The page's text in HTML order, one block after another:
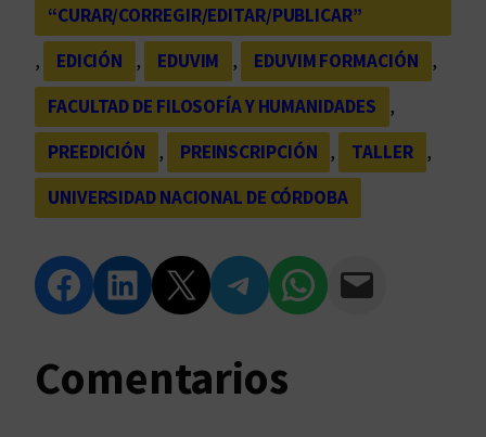
“CURAR/CORREGIR/EDITAR/PUBLICAR”
,
EDICIÓN , EDUVIM , EDUVIM FORMACIÓN
,
FACULTAD DE FILOSOFÍA Y HUMANIDADES
,
PREEDICIÓN
, PREINSCRIPCIÓN , TALLER
,
UNIVERSIDAD NACIONAL DE CÓRDOBA
Compartir en Facebook Compartir en LinkedIn Compartir en Twitter Compartir en Telegram Compartir en WhatsApp Compartir vía Email
Comentarios